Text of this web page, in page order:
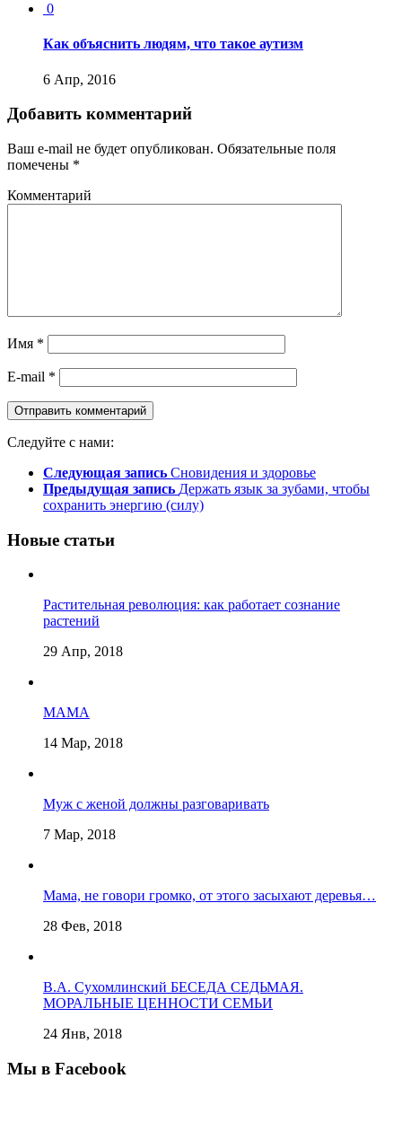
0
Как объяснить людям, что такое аутизм
6 Апр, 2016
Добавить комментарий
Ваш e-mail не будет опубликован. Обязательные поля
помечены *
Комментарий
Имя *
E-mail *
Следуйте с нами:
Следующая запись Сновидения и здоровье
Предыдущая запись Держать язык за зубами, чтобы
сохранить энергию (силу)
Новые статьи
Растительная революция: как работает сознание
растений
29 Апр, 2018
МАМА
14 Мар, 2018
Муж с женой должны разговаривать
7 Мар, 2018
Мама, не говори громко, от этого засыхают деревья…
28 Фев, 2018
В.А. Сухомлинский БЕСЕДА СЕДЬМАЯ.
МОРАЛЬНЫЕ ЦЕННОСТИ СЕМЬИ
24 Янв, 2018
Мы в Facebook